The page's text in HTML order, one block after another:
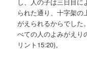
し、人の子は三日目に
られた通り、十字架
がえられるからでした
べての人のよみがえ
リント15:20)。